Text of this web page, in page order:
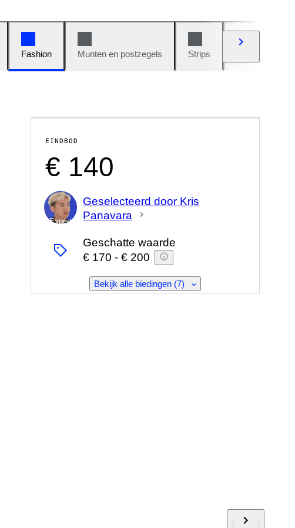
Fashion Munten en postzegels Strips
EINDBOD
€ 140
Expert
Geselecteerd door Kris
Panavara
Geschatte waarde
€ 170 - € 200
Bekijk alle biedingen (7)